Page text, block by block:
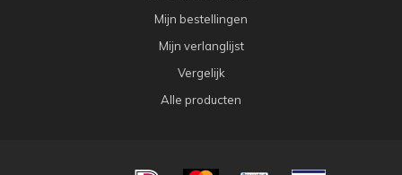
Mijn bestellingen
Mijn verlanglijst
Vergelijk
Alle producten